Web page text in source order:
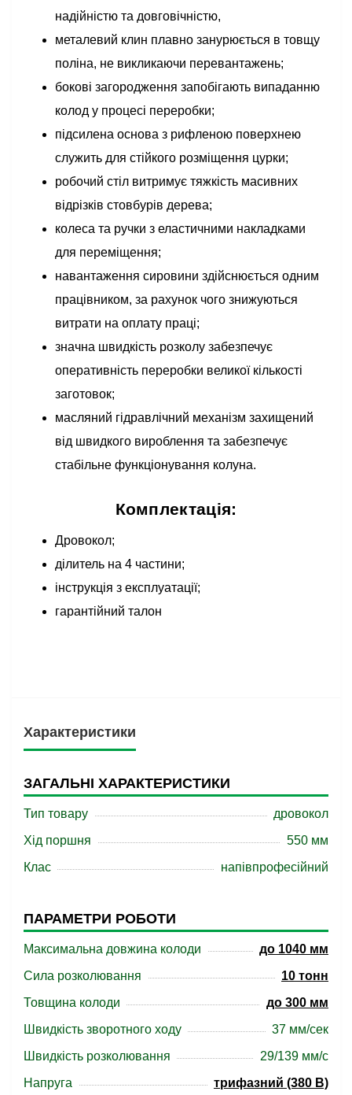
надійністю та довговічністю,
металевий клин плавно занурюється в товщу
поліна, не викликаючи перевантажень;
бокові загородження запобігають випаданню
колод у процесі переробки;
підсилена основа з рифленою поверхнею
служить для стійкого розміщення цурки;
робочий стіл витримує тяжкість масивних
відрізків стовбурів дерева;
колеса та ручки з еластичними накладками
для переміщення;
навантаження сировини здійснюється одним
працівником, за рахунок чого знижуються
витрати на оплату праці;
значна швидкість розколу забезпечує
оперативність переробки великої кількості
заготовок;
масляний гідравлічний механізм захищений
від швидкого вироблення та забезпечує
стабільне функціонування колуна.
Комплектація:
Дровокол;
ділитель на 4 частини;
інструкція з експлуатації;
гарантійний талон
Характеристики
ЗАГАЛЬНІ ХАРАКТЕРИСТИКИ
Тип товару
дровокол
Хід поршня
550 мм
Клас
напівпрофесійний
ПАРАМЕТРИ РОБОТИ
Максимальна довжина колоди
до 1040 мм
Сила розколювання
10 тонн
Товщина колоди
до 300 мм
Швидкість зворотного ходу
37 мм/сек
Швидкість розколювання
29/139 мм/с
Напруга
трифазний (380 В)